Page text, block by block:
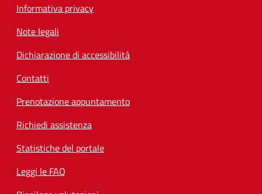
Informativa privacy
Note legali
Dichiarazione di accessibilità
Contatti
Prenotazione appuntamento
Richiedi assistenza
Statistiche del portale
Leggi le FAQ